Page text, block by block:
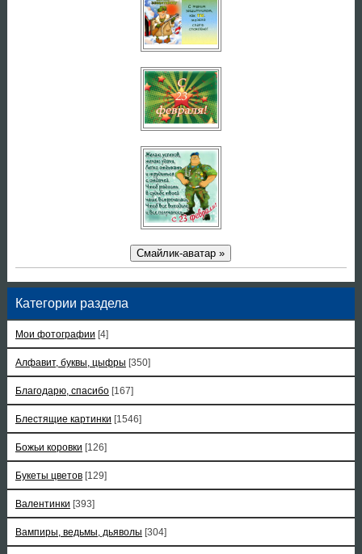
Смайлик-аватар »
Категории раздела
Мои фотографии [4]
Алфавит, буквы, цыфры [350]
Благодарю, спасибо [167]
Блестящие картинки [1546]
Божьи коровки [126]
Букеты цветов [129]
Валентинки [393]
Вампиры, ведьмы, дьяволы [304]